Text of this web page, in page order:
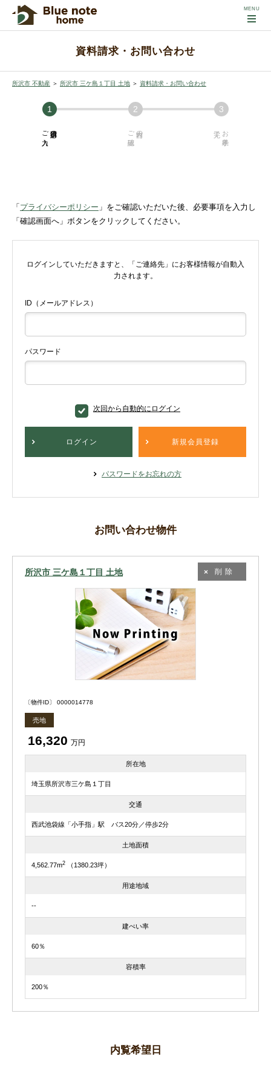
資料請求・お問い合わせ
所沢市 不動産 ＞ 所沢市 三ケ島１丁目 土地 ＞ 資料請求・お問い合わせ
必須項目の
ご入力 内容の
ご確認 お手続き
「 プライバシーポリシー 」をご確認いただいた後、必要事項を入力し
「確認画面へ」ボタンをクリックしてください。
ログインしていただきますと、「ご連絡先」にお客様情報が自動入
力されます。
ID（メールアドレス）
パスワード
次回から自動的にログイン
ログイン 新規会員登録
パスワードをお忘れの方
お問い合わせ物件
所沢市 三ケ島１丁目 土地 削除
〔物件ID〕 0000014778
売地
16,320 万円
所在地
埼玉県所沢市三ケ島１丁目
交通
西武池袋線「小手指」駅 バス20分／停歩2分
土地面積
4,562.77m2 （1380.23坪）
用途地域
--
建ぺい率
60％
容積率
200％
内覧希望日